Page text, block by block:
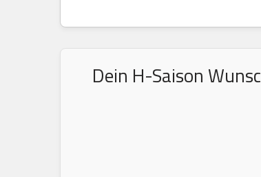
Dein H-Saison